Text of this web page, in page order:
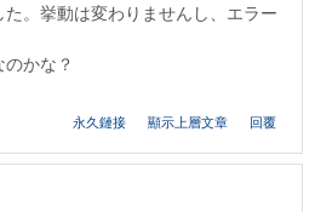
た。挙動は変わりませんし、エラー
かな？
永久鏈接 顯示上層文章 回覆